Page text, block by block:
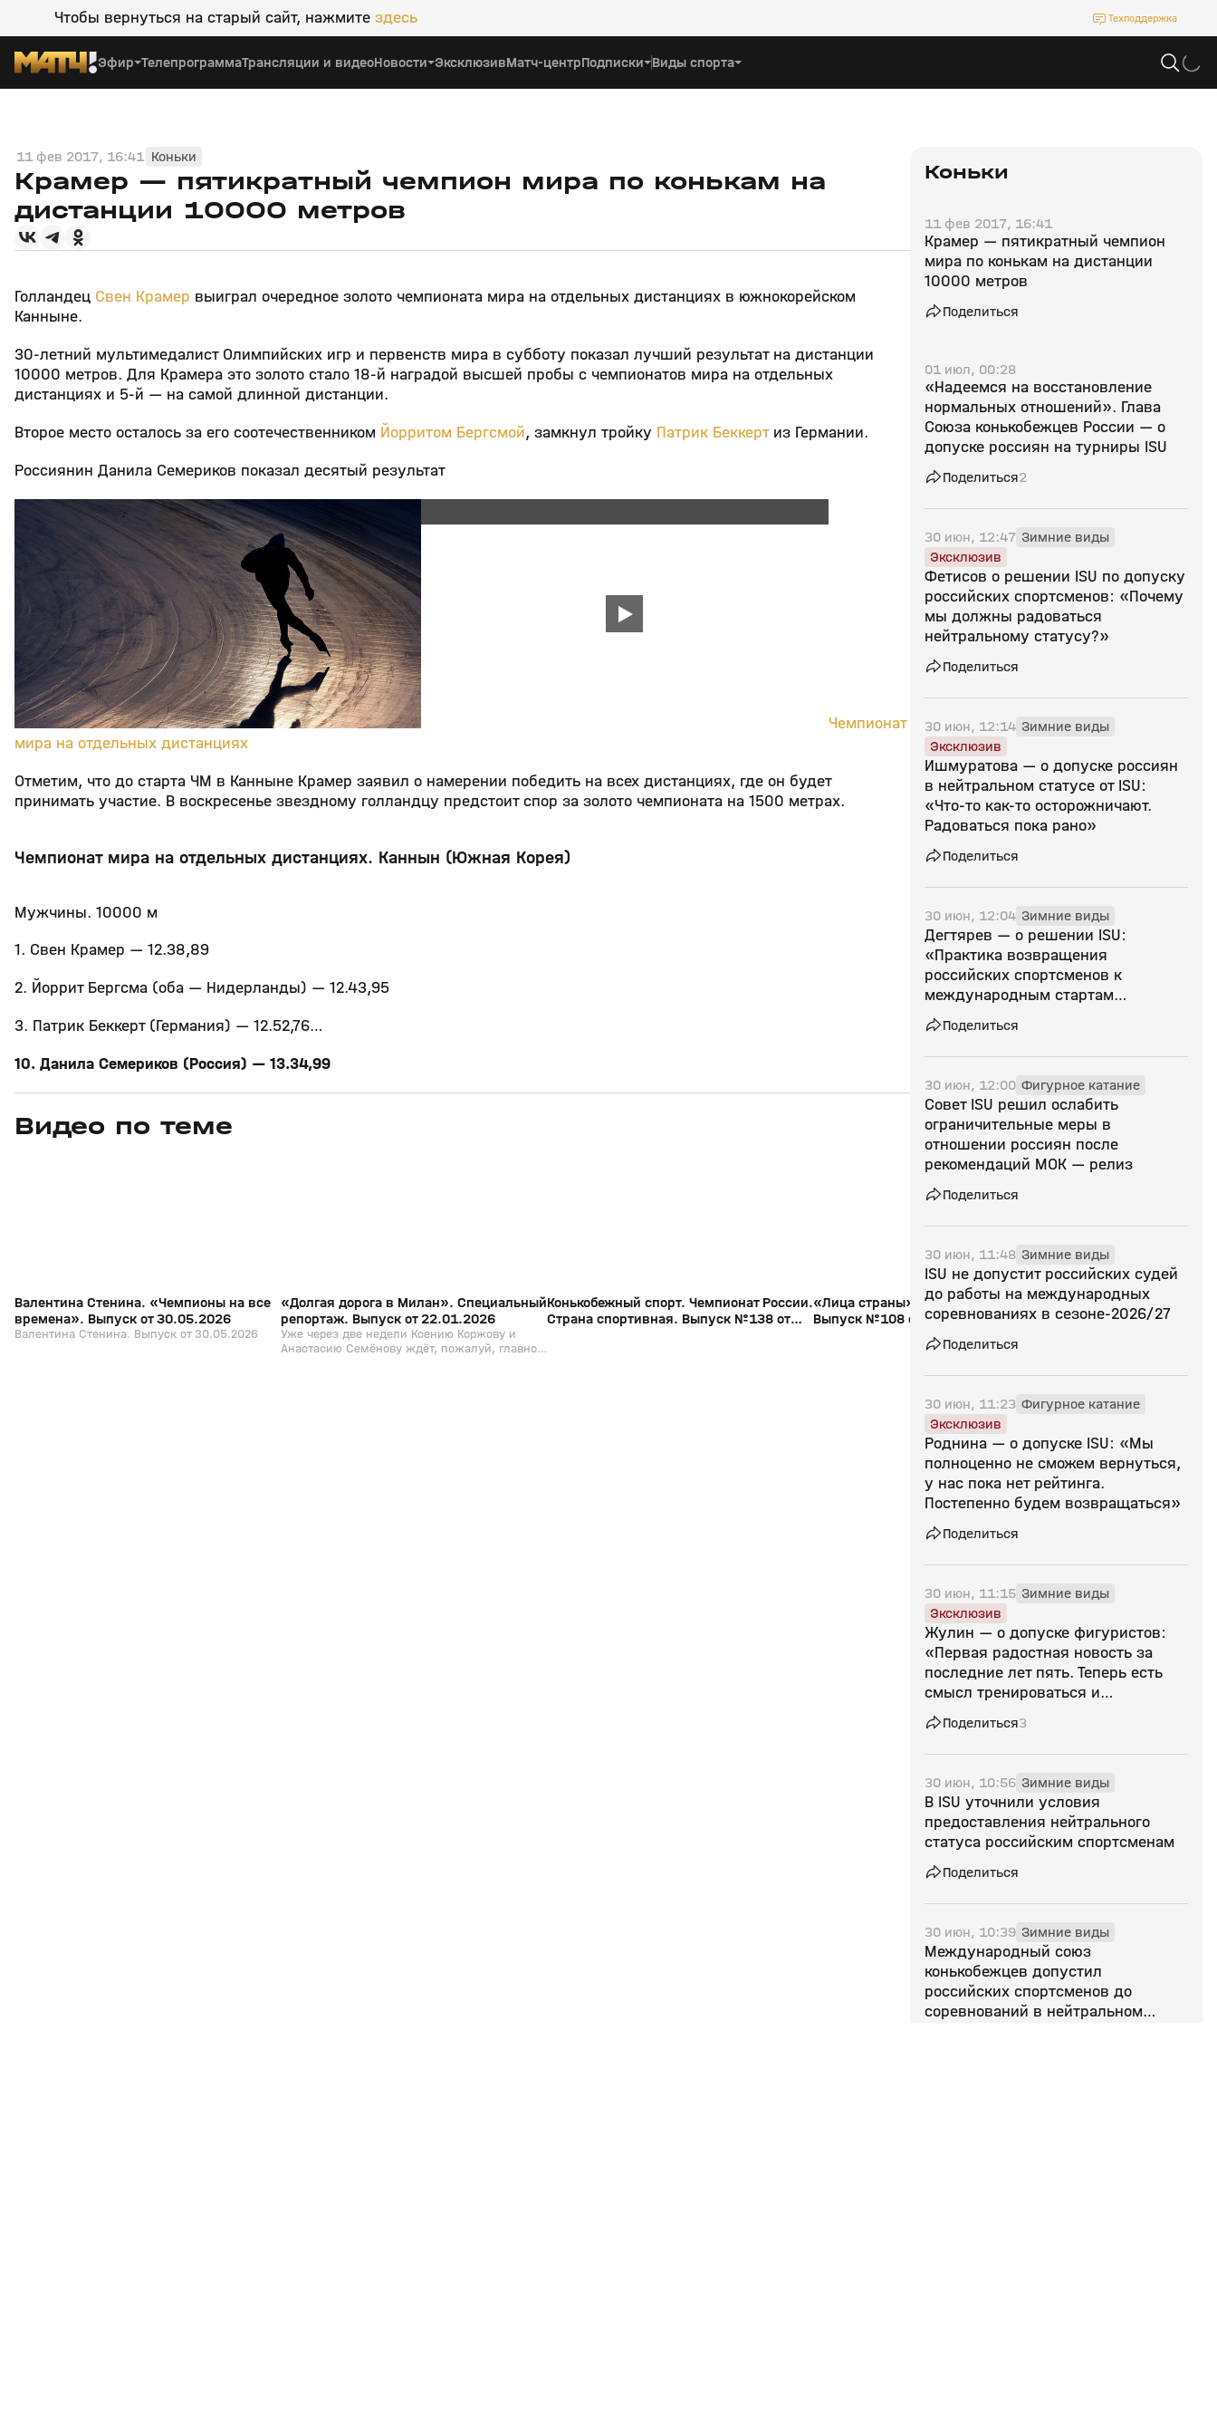
Чтобы вернуться на старый сайт, нажмите здесь Техподдержка
Эфир ТелепрограммаТрансляции и видеоНовости ЭксклюзивМатч-центрПодписки Виды спорта
11 фев 2017, 16:41 Коньки
Крамер — пятикратный чемпион мира по конькам на
дистанции 10000 метров
Голландец Свен Крамер выиграл очередное золото чемпионата мира на отдельных дистанциях в южнокорейском
Канныне.
30-летний мультимедалист Олимпийских игр и первенств мира в субботу показал лучший результат на дистанции
10000 метров. Для Крамера это золото стало 18-й наградой высшей пробы с чемпионатов мира на отдельных
дистанциях и 5-й — на самой длинной дистанции.
Второе место осталось за его соотечественником Йорритом Бергсмой, замкнул тройку Патрик Беккертиз Германии.
Россиянин Данила Семериков показал десятый результат
Чемпионат
мира на отдельных дистанциях
Отметим, что до старта ЧМ в Канныне Крамер заявил о намерении победить на всех дистанциях, где он будет
принимать участие. В воскресенье звездному голландцу предстоит спор за золото чемпионата на 1500 метрах.
Чемпионат мира на отдельных дистанциях. Каннын (Южная Корея)
Мужчины. 10000 м
1. Свен Крамер — 12.38,89
2. Йоррит Бергсма (оба — Нидерланды) — 12.43,95
3. Патрик Беккерт (Германия) — 12.52,76…
10. Данила Семериков (Россия) — 13.34,99
Видео по теме
30 мая, 10:57
Валентина Стенина. «Чемпионы на все
времена». Выпуск от 30.05.2026
Валентина Стенина. Выпуск от 30.05.2026
«Долгая дорога в Милан». Специальный
репортаж. Выпуск от 22.01.2026
Уже через две недели Ксению Коржову и
Анастасию Семёнову ждёт, пожалуй, главное
Конькобежный спорт. Чемпионат России.
Страна спортивная. Выпуск №138 от
05 дек 2025, 11:07
«Лица страны». Ольга Фаткулина.
Выпуск №108 от 05.12.2025
0+
18:59 27 окт 2025, 16:11
«Мы знаем, что они
летом».
Коньки
11 фев 2017, 16:41
Крамер — пятикратный чемпион
мира по конькам на дистанции
10000 метров
Поделиться
01 июл, 00:28
«Надеемся на восстановление
нормальных отношений». Глава
Союза конькобежцев России — о
допуске россиян на турниры ISU
Поделиться2
30 июн, 12:47 Зимние виды
Эксклюзив
Фетисов о решении ISU по допуску
российских спортсменов: «Почему
мы должны радоваться
нейтральному статусу?»
Поделиться
30 июн, 12:14 Зимние виды
Эксклюзив
Ишмуратова — о допуске россиян
в нейтральном статусе от ISU:
«Что‑то как‑то осторожничают.
Радоваться пока рано»
Поделиться
30 июн, 12:04 Зимние виды
Дегтярев — о решении ISU:
«Практика возвращения
российских спортсменов к
международным стартам
продолжает расширяться — лед
тронулся во многих видах спорта»
Поделиться
30 июн, 12:00 Фигурное катание
Совет ISU решил ослабить
ограничительные меры в
отношении россиян после
рекомендаций МОК — релиз
Поделиться
30 июн, 11:48 Зимние виды
ISU не допустит российских судей
до работы на международных
соревнованиях в сезоне‑2026/27
Поделиться
30 июн, 11:23 Фигурное катание
Эксклюзив
Роднина — о допуске ISU: «Мы
полноценно не сможем вернуться,
у нас пока нет рейтинга.
Постепенно будем возвращаться»
Поделиться
30 июн, 11:15 Зимние виды
Эксклюзив
Жулин — о допуске фигуристов:
«Первая радостная новость за
последние лет пять. Теперь есть
смысл тренироваться и
выступать»
Поделиться3
30 июн, 10:56 Зимние виды
В ISU уточнили условия
предоставления нейтрального
статуса российским спортсменам
Поделиться
30 июн, 10:39 Зимние виды
Международный союз
конькобежцев допустил
российских спортсменов до
соревнований в нейтральном